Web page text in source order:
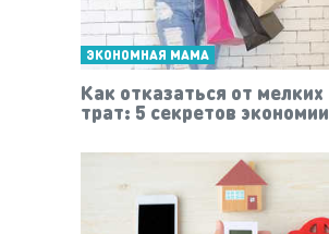
ЭКОНОМНАЯ МАМА
Как отказаться от мелких
трат: 5 секретов экономии